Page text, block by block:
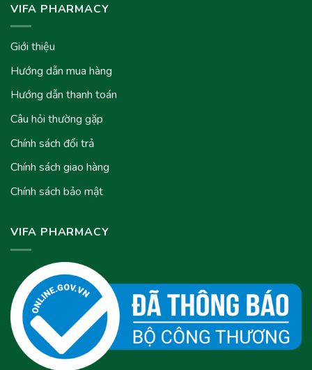
VIFA PHARMACY
Giới thiệu
Hướng dẫn mua hàng
Hướng dẫn thanh toán
Câu hỏi thường gặp
Chính sách đổi trả
Chính sách giao hàng
Chính sách bảo mật
VIFA PHARMACY